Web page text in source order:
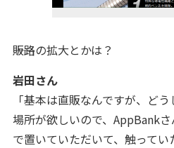
――販路の拡大とかは？
岩田さん
「基本は直販なんですが、ど
場所が欲しいので、AppBank
で置いていただいて、触って